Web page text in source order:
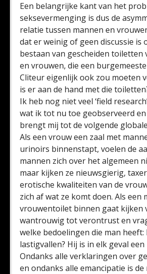
Een belangrijke kant van het
seksevermenging is dus de
relatie tussen mannen en
dat er weinig of geen discussie is
bestaan van gescheiden toiletten
en vrouwen, die een
Cliteur eigenlijk ook zou moeten
is er aan de hand met die
Ik heb nog niet veel ‘field
wat ik tot nu toe geobserveerd
brengt mij tot de volgende
Als een vrouw een zaal met
urinoirs binnenstapt, voelen de
mannen zich over het algemeen
maar kijken ze nieuwsgierig,
erotische kwaliteiten van de
zich af wat ze komt doen. Als een
vrouwentoilet binnen gaat kijken
wantrouwig tot verontrust en
welke bedoelingen die man heeft:
lastigvallen? Hij is in elk geval
Ondanks alle verklaringen over
en ondanks alle emancipatie is